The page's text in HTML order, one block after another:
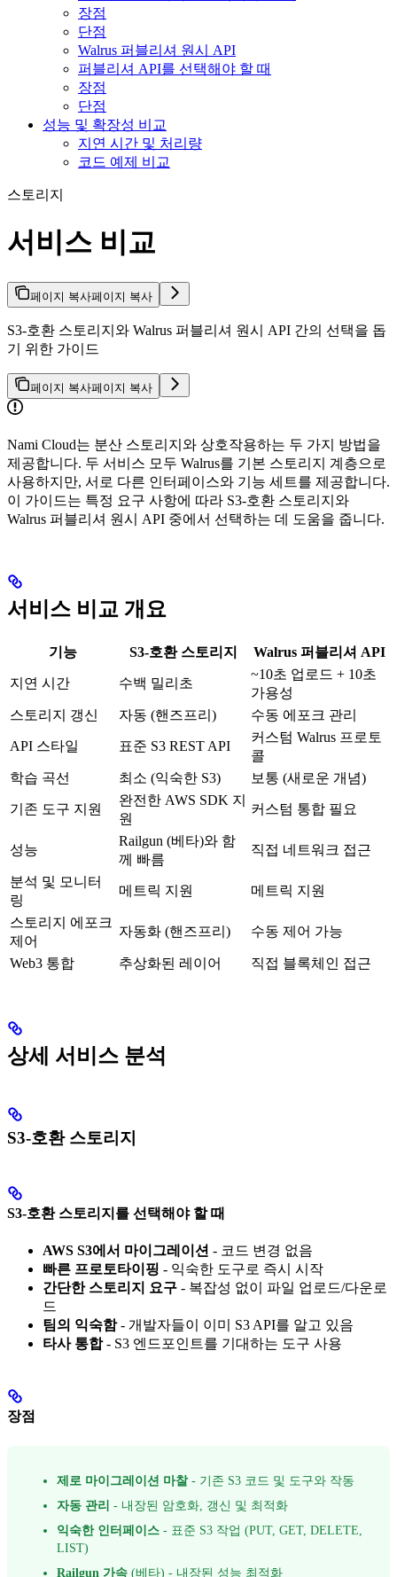
장점
단점
Walrus 퍼블리셔 원시 API
퍼블리셔 API를 선택해야 할 때
장점
단점
성능 및 확장성 비교
지연 시간 및 처리량
코드 예제 비교
스토리지
서비스 비교
페이지 복사페이지 복사
S3-호환 스토리지와 Walrus 퍼블리셔 원시 API 간의 선택을 돕
기 위한 가이드
페이지 복사페이지 복사
Nami Cloud는 분산 스토리지와 상호작용하는 두 가지 방법을
제공합니다. 두 서비스 모두 Walrus를 기본 스토리지 계층으로
사용하지만, 서로 다른 인터페이스와 기능 세트를 제공합니다.
이 가이드는 특정 요구 사항에 따라 S3-호환 스토리지와
Walrus 퍼블리셔 원시 API 중에서 선택하는 데 도움을 줍니다.
서비스 비교 개요
기능 S3-호환 스토리지 Walrus 퍼블리셔 API
지연 시간 수백 밀리초
~10초 업로드 + 10초
가용성
스토리지 갱신
자동 (핸즈프리) 수동 에포크 관리
API 스타일 표준 S3 REST API
커스텀 Walrus 프로토
콜
학습 곡선
최소 (익숙한 S3) 보통 (새로운 개념)
기존 도구 지원
완전한 AWS SDK 지
원
커스텀 통합 필요
성능
Railgun (베타)와 함
께 빠름
직접 네트워크 접근
분석 및 모니터
링
메트릭 지원 메트릭 지원
스토리지 에포크
제어
자동화 (핸즈프리) 수동 제어 가능
Web3 통합 추상화된 레이어 직접 블록체인 접근
상세 서비스 분석
S3-호환 스토리지
S3-호환 스토리지를 선택해야 할 때
AWS S3에서 마이그레이션 - 코드 변경 없음
빠른 프로토타이핑 - 익숙한 도구로 즉시 시작
간단한 스토리지 요구 - 복잡성 없이 파일 업로드/다운로
드
팀의 익숙함- 개발자들이 이미 S3 API를 알고 있음
타사 통합- S3 엔드포인트를 기대하는 도구 사용
장점
제로 마이그레이션 마찰- 기존 S3 코드 및 도구와 작동
자동 관리 - 내장된 암호화, 갱신 및 최적화
익숙한 인터페이스 - 표준 S3 작업 (PUT, GET, DELETE,
LIST)
Railgun 가속 (베타) - 내장된 성능 최적화